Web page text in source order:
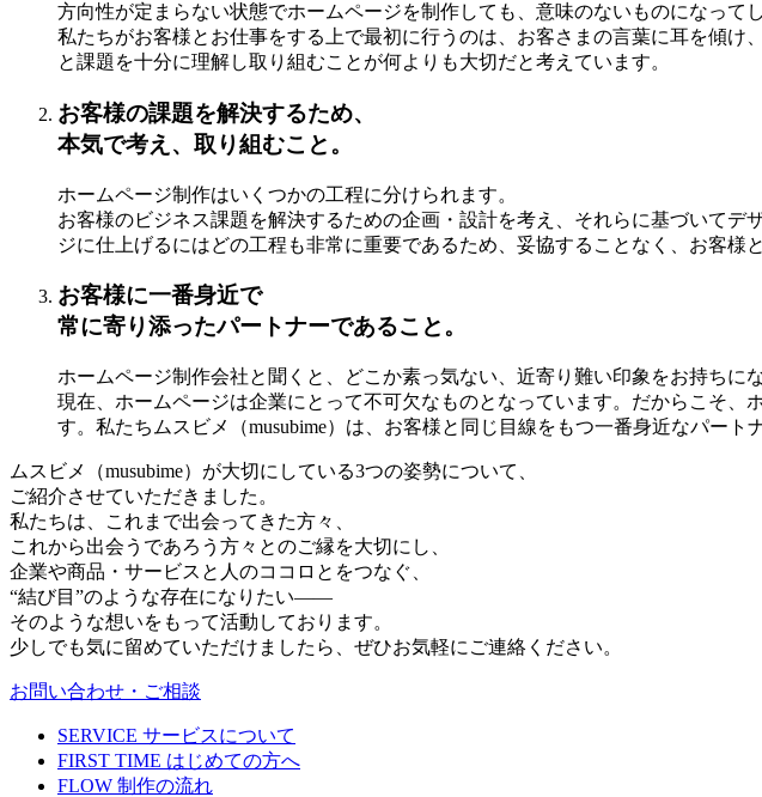
方向性が定まらない状態でホームページを制作しても、意味のないものになってし
私たちがお客様とお仕事をする上で最初に行うのは、お客さまの言葉に耳を傾
と課題を十分に理解し取り組むことが何よりも大切だと考えています。
お客様の課題を解決するため、
本気で考え、取り組むこと。
ホームページ制作はいくつかの工程に分けられます。
お客様のビジネス課題を解決するための企画・設計を考え、それらに基づいて
ジに仕上げるにはどの工程も非常に重要であるため、妥協することなく、お客
お客様に一番身近で
常に寄り添ったパートナーであること。
ホームページ制作会社と聞くと、どこか素っ気ない、近寄り難い印象をお持ちに
現在、ホームページは企業にとって不可欠なものとなっています。だからこそ
す。私たちムスビメ（musubime）は、お客様と同じ目線をもつ一番身近なパー
ムスビメ（musubime）が大切にしている3つの姿勢について、
ご紹介させていただきました。
私たちは、これまで出会ってきた方々、
これから出会うであろう方々とのご縁を大切にし、
企業や商品・サービスと人のココロとをつなぐ、
“結び目”のような存在になりたい——
そのような想いをもって活動しております。
少しでも気に留めていただけましたら、ぜひお気軽にご連絡ください。
お問い合わせ・ご相談
SERVICE サービスについて
FIRST TIME はじめての方へ
FLOW 制作の流れ